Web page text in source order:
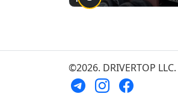
©2026. DRIVERTOP